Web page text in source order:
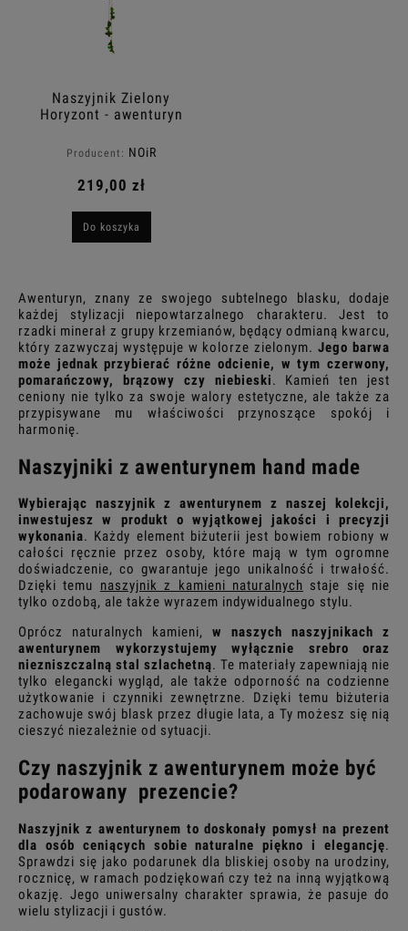
Naszyjnik Zielony
Horyzont - awenturyn
Producent: NOiR
219,00 zł
Do koszyka
Awenturyn, znany ze swojego subtelnego blasku, dodaje
każdej stylizacji niepowtarzalnego charakteru. Jest to
rzadki minerał z grupy krzemianów, będący odmianą kwarcu,
który zazwyczaj występuje w kolorze zielonym.Jego barwa
może jednak przybierać różne odcienie, w tym czerwony,
pomarańczowy, brązowy czy niebieski. Kamień ten jest
ceniony nie tylko za swoje walory estetyczne, ale także za
przypisywane mu właściwości przynoszące spokój i
harmonię.
Naszyjniki z awenturynem hand made
Wybierając naszyjnik z awenturynem z naszej kolekcji,
inwestujesz w produkt o wyjątkowej jakości i precyzji
wykonania. Każdy element biżuterii jest bowiem robiony w
całości ręcznie przez osoby, które mają w tym ogromne
doświadczenie, co gwarantuje jego unikalność i trwałość.
Dzięki temu naszyjnik z kamieni naturalnych staje się nie
tylko ozdobą, ale także wyrazem indywidualnego stylu.
Oprócz naturalnych kamieni, w naszych naszyjnikach z
awenturynem wykorzystujemy wyłącznie srebro oraz
niezniszczalną stal szlachetną. Te materiały zapewniają nie
tylko elegancki wygląd, ale także odporność na codzienne
użytkowanie i czynniki zewnętrzne. Dzięki temu biżuteria
zachowuje swój blask przez długie lata, a Ty możesz się nią
cieszyć niezależnie od sytuacji.
Czy naszyjnik z awenturynem może być
podarowany prezencie?
Naszyjnik z awenturynem to doskonały pomysł na prezent
dla osób ceniących sobie naturalne piękno i elegancję.
Sprawdzi się jako podarunek dla bliskiej osoby na urodziny,
rocznicę, w ramach podziękowań czy też na inną wyjątkową
okazję. Jego uniwersalny charakter sprawia, że pasuje do
wielu stylizacji i gustów.